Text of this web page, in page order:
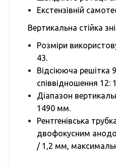
Екстензівній
Вертикальна стійка
Розміри
43.
Відсіююча решітка
співвідношення 12:
Діапазон
1490 мм.
Рентгенівська
двофокусним
/ 1,2 мм,